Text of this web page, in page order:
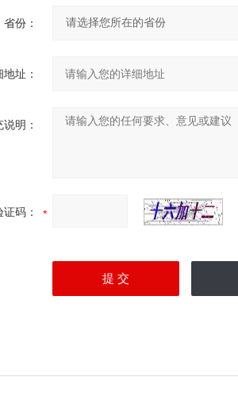
省份：
址：
明：
证码：